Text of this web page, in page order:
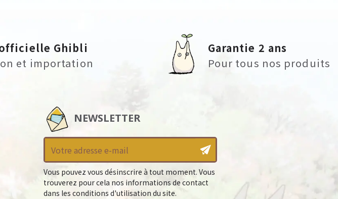
Ghibli
et importation
Garantie 2 ans
Pour tous nos produits
NEWSLETTER
Vous pouvez vous désinscrire à tout moment. Vous
trouverez pour cela nos informations de contact
dans les conditions d'utilisation du site.